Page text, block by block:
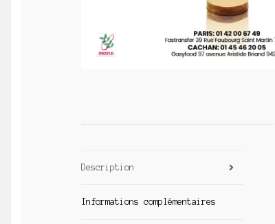
Description
Informations complémentaires